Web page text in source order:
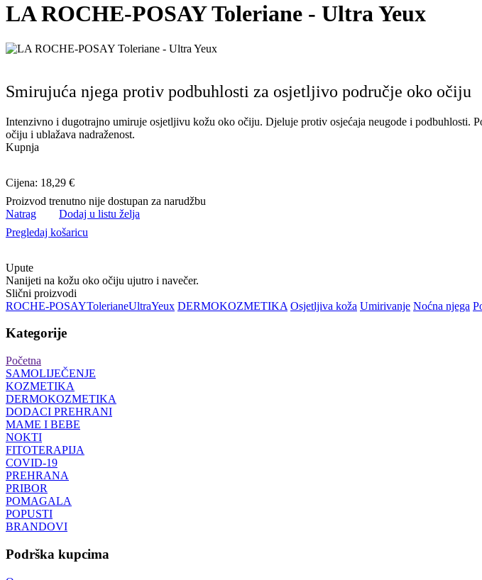
LA ROCHE-POSAY Toleriane - Ultra Yeux
Smirujuća njega protiv podbuhlosti za osjetljivo područje oko očiju
Intenzivno i dugotrajno umiruje osjetljivu kožu oko očiju. Djeluje protiv osjećaja neugode i podbuhlosti.
očiju i ublažava nadraženost.
Kupnja
Cijena: 18,29 €
Proizvod trenutno nije dostupan za narudžbu
Natrag
Dodaj u listu želja
Pregledaj košaricu
Upute
Nanijeti na kožu oko očiju ujutro i navečer.
Slični proizvodi
ROCHE-POSAYTolerianeUltraYeux DERMOKOZMETIKA Osjetljiva koža Umirivanje Noćna njega
Kategorije
Početna
SAMOLIJEČENJE
KOZMETIKA
DERMOKOZMETIKA
DODACI PREHRANI
MAME I BEBE
NOKTI
FITOTERAPIJA
COVID-19
PREHRANA
PRIBOR
POMAGALA
POPUSTI
BRANDOVI
Podrška kupcima